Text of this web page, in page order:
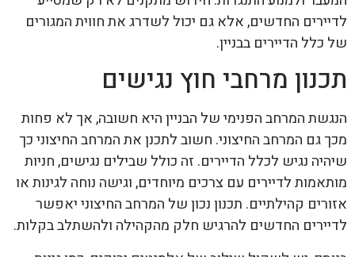
לדיירים החדשים, אלא גם יכול לשדרג את חווית המגורים
של כלל הדיירים בבניין.
תכנון מרחבי חוץ נגישים
הנגשת המרחב הפנימי של הבניין היא חשובה, אך לא פחות
מכך גם המרחב החיצוני. חשוב לתכנן את המרחב החיצוני כך
שיהיה נגיש לכלל הדיירים. זה כולל שבילים נגישים, חניות
מותאמות לדיירים עם צרכים מיוחדים, וגישה נוחה לגינות או
אזורים קהילתיים. תכנון נכון של המרחב החיצוני יאפשר
לדיירים החדשים להרגיש חלק מהקהילה ולהשתלב בקלות.